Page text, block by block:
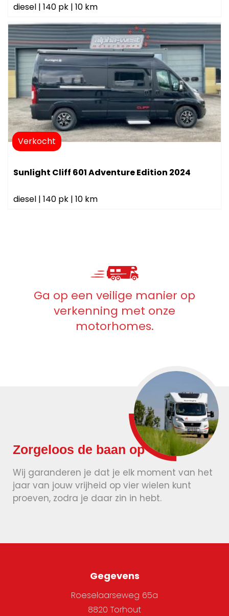
diesel | 140 pk | 10 km
Verkocht
Sunlight Cliff 601 Adventure Edition 2024
diesel | 140 pk | 10 km
Ga op een veilige manier op
verkenning met onze
motorhomes.
Zorgeloos de baan op
Wij garanderen je dat je elk moment van het
jaar van jouw vrijheid op vier wielen kunt
proeven, zodra je daar zin in hebt.
Gegevens
Roeselaarseweg 65a
8820 Torhout